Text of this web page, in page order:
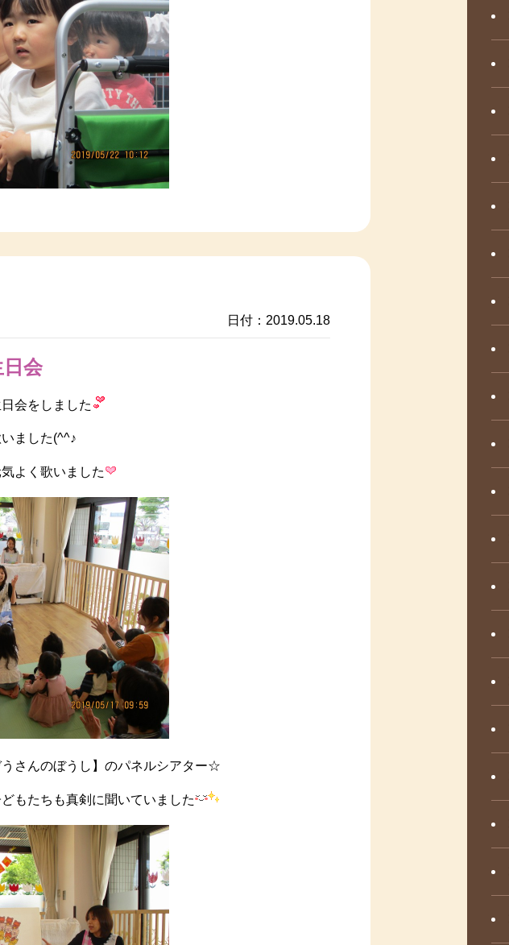
日付：2019.05.18
会
会をしました
ました(^^♪
よく歌いました
さんのぼうし】のパネルシアター☆
もたちも真剣に聞いていました